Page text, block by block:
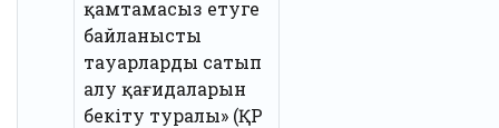
қамтамасыз етуге
байланысты
тауарларды сатып
алу қағидаларын
бекіту туралы» (ҚР